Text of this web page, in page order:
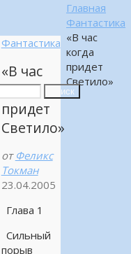
Поиск
Главная
Фантастика
«В час
когда
придет
Светило»
Фантастика
«В час
когда
придет
Светило»
от Феликс
Токман
23.04.2005
Глава 1
Сильный
порыв